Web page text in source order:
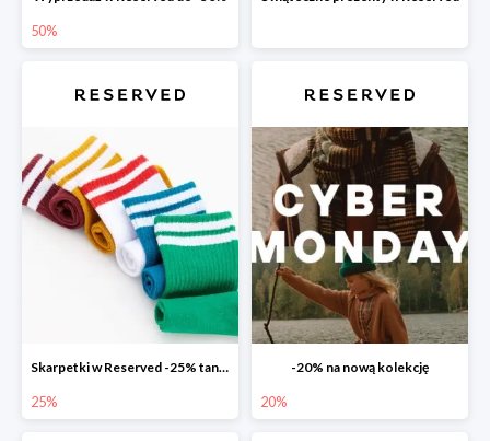
50%
Skarpetki w Reserved -25% taniej
25%
-20% na nową kolekcję
20%